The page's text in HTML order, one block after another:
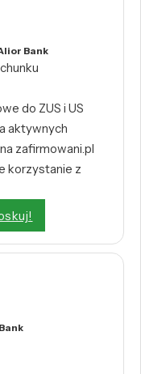
Bank
do ZUS i US
aktywnych
zafirmowani.pl
korzystanie z